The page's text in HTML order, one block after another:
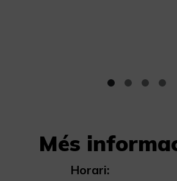
Més
Horari: